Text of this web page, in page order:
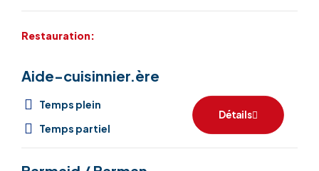
Restauration:
Aide-cuisinnier.ère
Temps plein
Temps partiel
Détails